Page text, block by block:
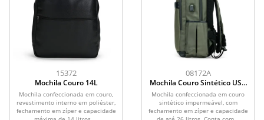
15372
Mochila Couro 14L
Mochila confeccionada em couro,
revestimento interno em poliéster,
fechamento em zíper e capacidade
08172A
Mochila Couro Sintético USB
26L
Mochila confeccionada em couro
sintético impermeável, com
fechamento em zíper e capacidade